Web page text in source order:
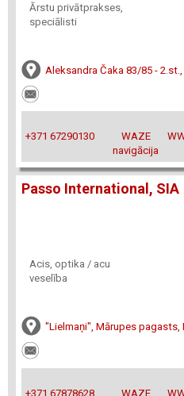
Ārstu privātprakses,
speciālisti
Aleksandra Čaka 83/85 - 2.st.,
+371 67290130
WAZE
navigācija
Passo International, SIA
Acis, optika / acu
veselība
"Lielmaņi", Mārupes pagasts,
+371 67878628
WAZE